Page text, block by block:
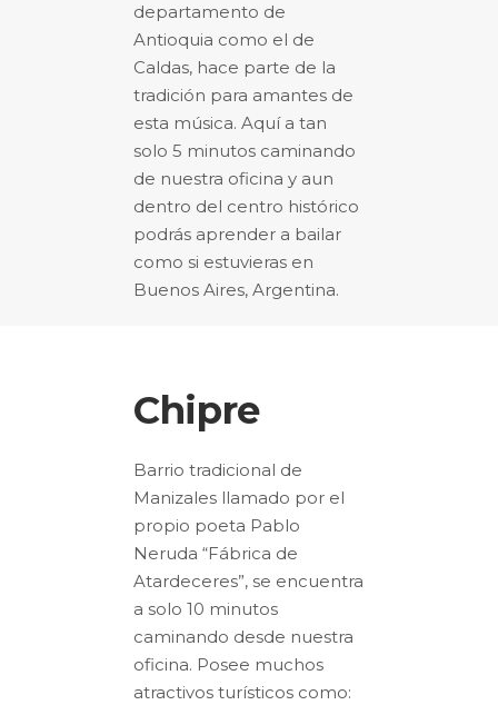
departamento de
Antioquia como el de
Caldas, hace parte de la
tradición para amantes de
esta música. Aquí a tan
solo 5 minutos caminando
de nuestra oficina y aun
dentro del centro histórico
podrás aprender a bailar
como si estuvieras en
Buenos Aires, Argentina.
Chipre
Barrio tradicional de
Manizales llamado por el
propio poeta Pablo
Neruda “Fábrica de
Atardeceres”, se encuentra
a solo 10 minutos
caminando desde nuestra
oficina. Posee muchos
atractivos turísticos como: